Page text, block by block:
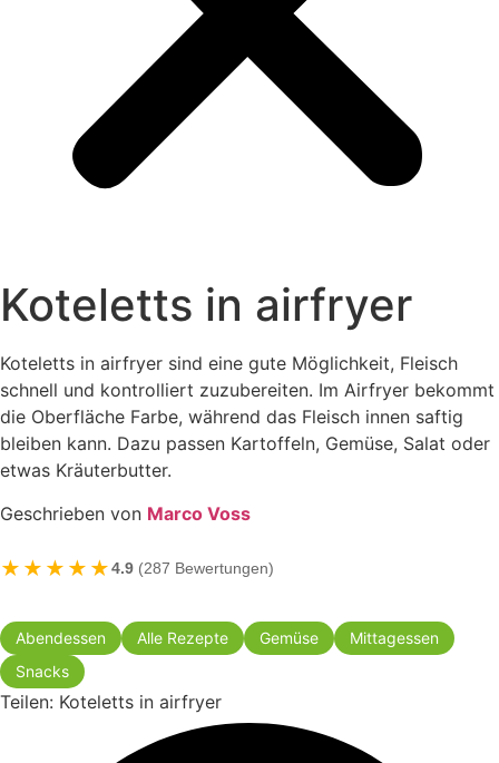
Koteletts in airfryer
Koteletts in airfryer sind eine gute Möglichkeit, Fleisch
schnell und kontrolliert zuzubereiten. Im Airfryer bekommt
die Oberfläche Farbe, während das Fleisch innen saftig
bleiben kann. Dazu passen Kartoffeln, Gemüse, Salat oder
etwas Kräuterbutter.
Geschrieben von Marco Voss
★★★★★4.9 (287 Bewertungen)
Abendessen Alle Rezepte Gemüse
Mittagessen
Snacks
Teilen: Koteletts in airfryer